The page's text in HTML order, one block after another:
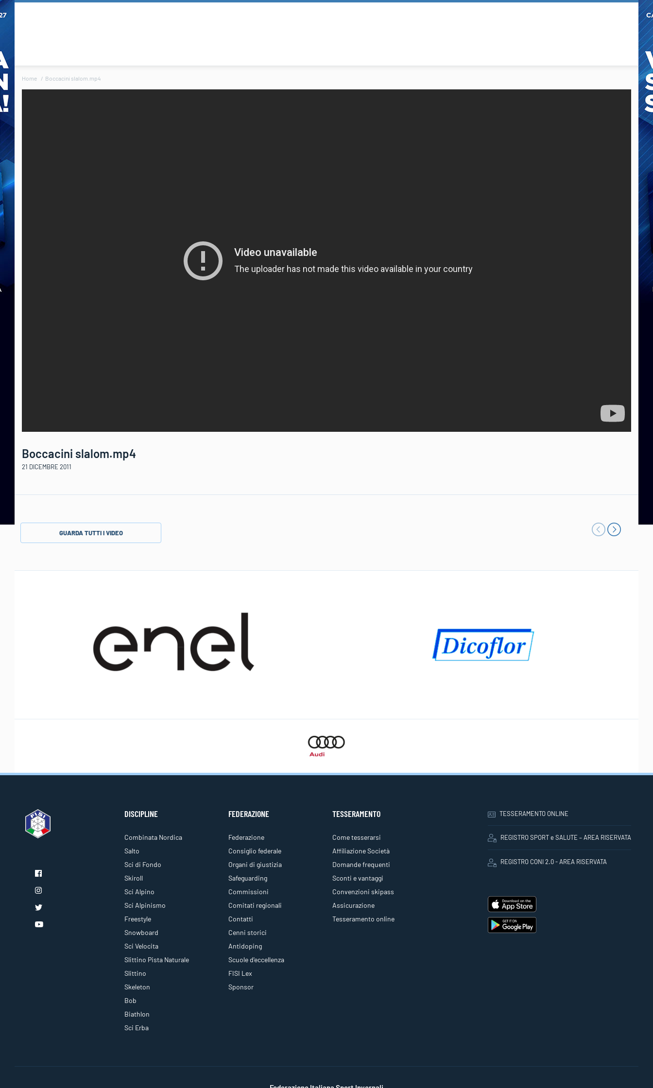
Home Boccacini slalom.mp4
Boccacini slalom.mp4
21 DICEMBRE 2011
GUARDA TUTTI I VIDEO
DISCIPLINE
Combinata Nordica
Salto
Sci di Fondo
Skiroll
Sci Alpino
Sci Alpinismo
Freestyle
Snowboard
Sci Velocita
Slittino Pista Naturale
Slittino
Skeleton
Bob
Biathlon
Sci Erba
FEDERAZIONE
Federazione
Consiglio federale
Organi di giustizia
Safeguarding
Commissioni
Comitati regionali
Contatti
Cenni storici
Antidoping
Scuole d'eccellenza
FISI Lex
Sponsor
TESSERAMENTO
Come tesserarsi
Affiliazione Società
Domande frequenti
Sconti e vantaggi
Convenzioni skipass
Assicurazione
Tesseramento online
TESSERAMENTO ONLINE
REGISTRO SPORT e SALUTE – AREA RISERVATA
REGISTRO CONI 2.0 - AREA RISERVATA